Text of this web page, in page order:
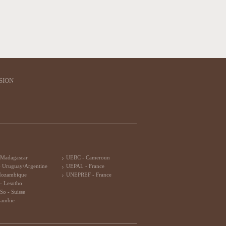
Uruguay/Argentine
Lesotho
- Suisse
UEBC - Cameroun
UEPAL - France
UNEPREF - France